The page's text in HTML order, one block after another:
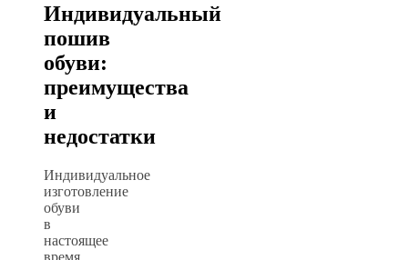
Индивидуальный
пошив
обуви:
преимущества
и
недостатки
Индивидуальное
изготовление
обуви
в
настоящее
время